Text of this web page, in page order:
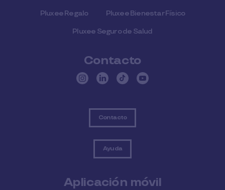
Pluxee Regalo Pluxee Bienestar Físico
Pluxee Seguro de Salud
Contacto
Contacto
Ayuda
Aplicación móvil